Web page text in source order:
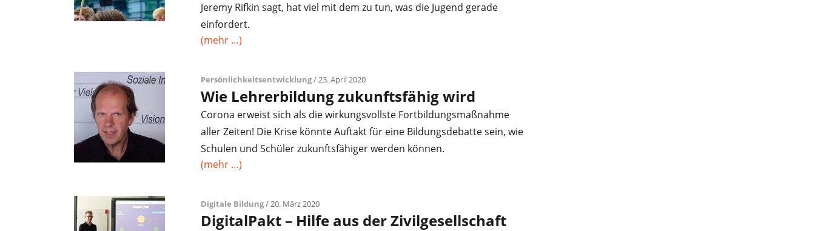
Jeremy Rifkin sagt, hat viel mit dem zu tun, was die Jugend gerade
einfordert.
(mehr …)
Persönlichkeitsentwicklung/ 23. April 2020
Wie Lehrerbildung zukunftsfähig wird
Corona erweist sich als die wirkungsvollste Fortbildungsmaßnahme
aller Zeiten! Die Krise könnte Auftakt für eine Bildungsdebatte sein, wie
Schulen und Schüler zukunftsfähiger werden können.
(mehr …)
Digitale Bildung/ 20. März 2020
DigitalPakt – Hilfe aus der Zivilgesellschaft